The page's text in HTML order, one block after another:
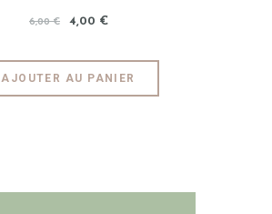
6,00 € 4,00 €
AJOUTER AU PANIER